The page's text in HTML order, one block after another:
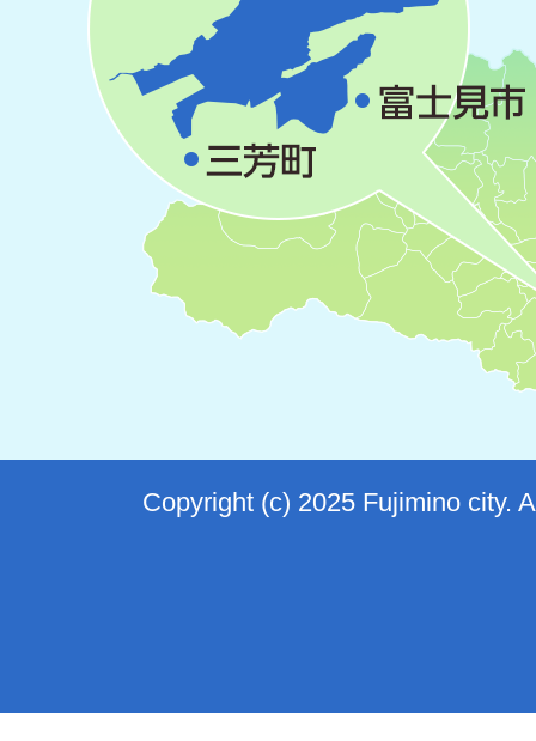
Copyright (c) 2025 Fujimino city.